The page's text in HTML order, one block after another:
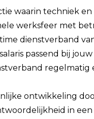
waarin techniek
werksfeer met
dienstverband
passend bij
regelmatig
ontwikkeling
in